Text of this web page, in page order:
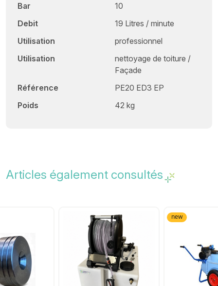
Bar
10
Debit
19 Litres / minute
Utilisation
professionnel
Utilisation
nettoyage de toiture /
Façade
Référence
PE20 ED3 EP
Poids
42 kg
Articles également consultés
new